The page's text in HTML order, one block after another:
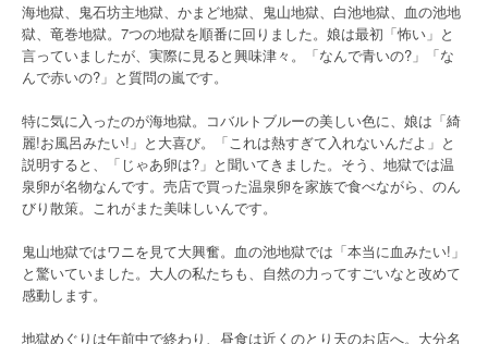
海地獄、鬼石坊主地獄、かまど地獄、鬼山地獄、白池地獄、血の池地
獄、竜巻地獄。7つの地獄を順番に回りました。娘は最初「怖い」と
言っていましたが、実際に見ると興味津々。「なんで青いの?」「な
んで赤いの?」と質問の嵐です。
特に気に入ったのが海地獄。コバルトブルーの美しい色に、娘は「綺
麗!お風呂みたい!」と大喜び。「これは熱すぎて入れないんだよ」と
説明すると、「じゃあ卵は?」と聞いてきました。そう、地獄では温
泉卵が名物なんです。売店で買った温泉卵を家族で食べながら、のん
びり散策。これがまた美味しいんです。
鬼山地獄ではワニを見て大興奮。血の池地獄では「本当に血みたい!」
と驚いていました。大人の私たちも、自然の力ってすごいなと改めて
感動します。
地獄めぐりは午前中で終わり、昼食は近くのとり天のお店へ。大分名